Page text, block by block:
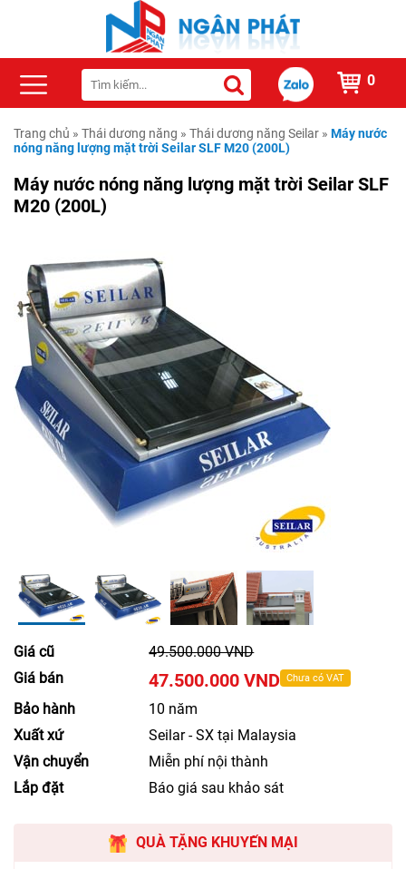
0
Trang chủ » Thái dương năng » Thái dương năng Seilar » Máy nước
nóng năng lượng mặt trời Seilar SLF M20 (200L)
Máy nước nóng năng lượng mặt trời Seilar SLF
M20 (200L)
Giá cũ
49.500.000 VND
Giá bán
47.500.000 VND Chưa có VAT
Bảo hành
10 năm
Xuất xứ
Seilar - SX tại Malaysia
Vận chuyển
Miễn phí nội thành
Lắp đặt
Báo giá sau khảo sát
QUÀ TẶNG KHUYẾN MẠI